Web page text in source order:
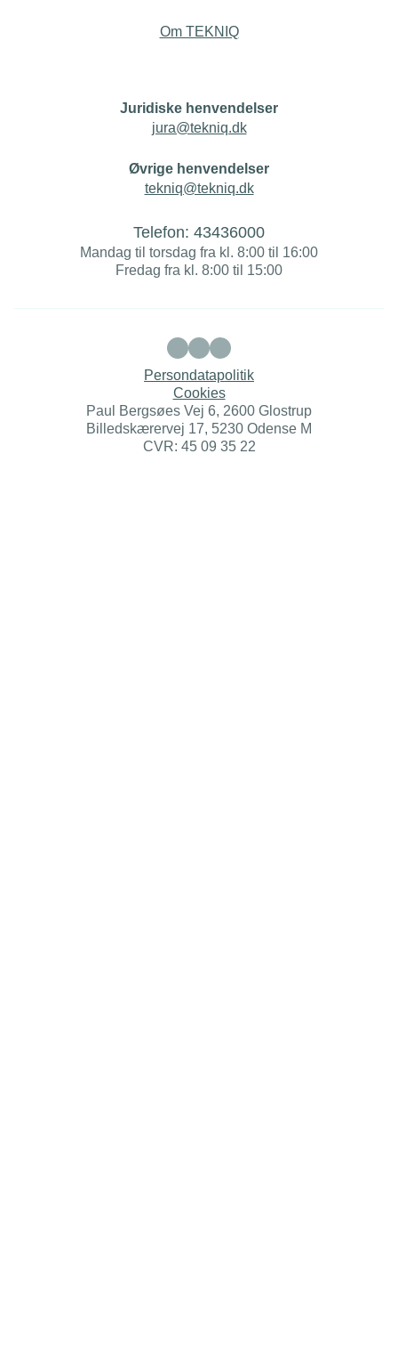
Om TEKNIQ
Juridiske henvendelser
jura@tekniq.dk
Øvrige henvendelser
tekniq@tekniq.dk
Telefon: 43436000
Mandag til torsdag fra kl. 8:00 til 16:00
Fredag fra kl. 8:00 til 15:00
Persondatapolitik
Cookies
Paul Bergsøes Vej 6, 2600 Glostrup
Billedskærervej 17, 5230 Odense M
CVR: 45 09 35 22